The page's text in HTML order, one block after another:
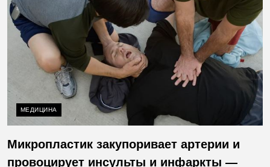
МЕДИЦИНА
Микропластик закупоривает артерии и
провоцирует инсульты и инфаркты —